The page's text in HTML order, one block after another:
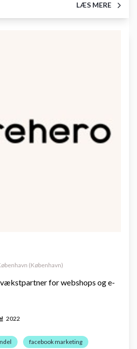
LÆS MERE
(København)
for webshops og e-
2022
facebook marketing